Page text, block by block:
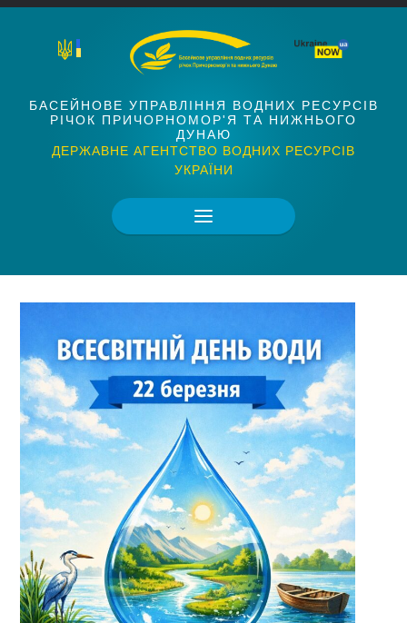
БАСЕЙНОВЕ УПРАВЛІННЯ ВОДНИХ РЕСУРСІВ
РІЧОК ПРИЧОРНОМОР'Я ТА НИЖНЬОГО
ДУНАЮ
ДЕРЖАВНЕ АГЕНТСТВО ВОДНИХ РЕСУРСІВ
УКРАЇНИ